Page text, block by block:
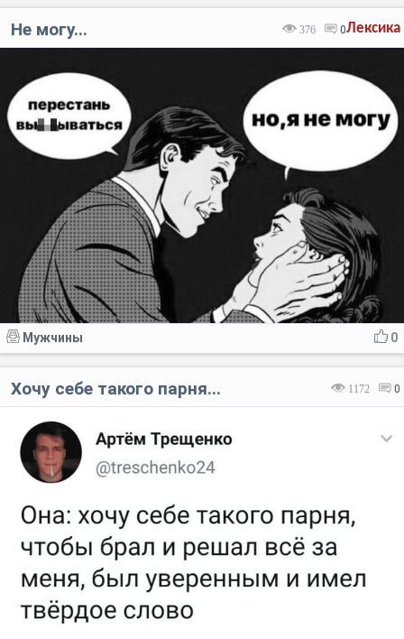
Лексика
376 0
Не могу...
0
Мужчины
1172 0
Хочу себе такого парня...